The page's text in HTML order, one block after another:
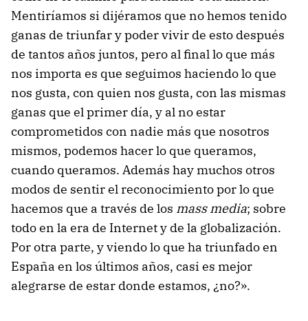
Mentiríamos si dijéramos que no hemos tenido
ganas de triunfar y poder vivir de esto después
de tantos años juntos, pero al final lo que más
nos importa es que seguimos haciendo lo que
nos gusta, con quien nos gusta, con las mismas
ganas que el primer día, y al no estar
comprometidos con nadie más que nosotros
mismos, podemos hacer lo que queramos,
cuando queramos. Además hay muchos otros
modos de sentir el reconocimiento por lo que
hacemos que a través de los mass media; sobre
todo en la era de Internet y de la globalización.
Por otra parte, y viendo lo que ha triunfado en
España en los últimos años, casi es mejor
alegrarse de estar donde estamos, ¿no?».